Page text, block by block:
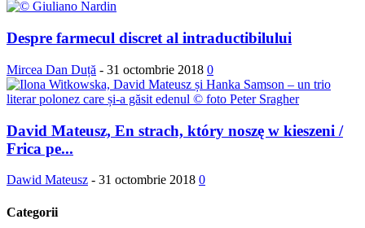
Despre farmecul discret al intraductibilului
Mircea Dan Duță - 31 octombrie 2018 0
David Mateusz, En strach, który noszę w kieszeni /
Frica pe...
Dawid Mateusz - 31 octombrie 2018 0
Categorii